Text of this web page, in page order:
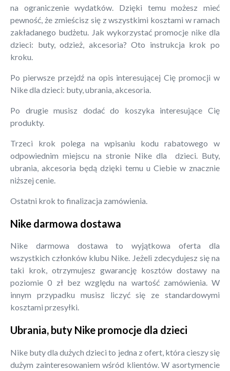
na ograniczenie wydatków. Dzięki temu możesz mieć
pewność, że zmieścisz się z wszystkimi kosztami w ramach
zakładanego budżetu. Jak wykorzystać promocje nike dla
dzieci: buty, odzież, akcesoria? Oto instrukcja krok po
kroku.
Po pierwsze przejdź na opis interesującej Cię promocji w
Nike dla dzieci: buty, ubrania, akcesoria.
Po drugie musisz dodać do koszyka interesujące Cię
produkty.
Trzeci krok polega na wpisaniu kodu rabatowego w
odpowiednim miejscu na stronie Nike dla dzieci. Buty,
ubrania, akcesoria będą dzięki temu u Ciebie w znacznie
niższej cenie.
Ostatni krok to finalizacja zamówienia.
Nike darmowa dostawa
Nike darmowa dostawa to wyjątkowa oferta dla
wszystkich członków klubu Nike. Jeżeli zdecydujesz się na
taki krok, otrzymujesz gwarancję kosztów dostawy na
poziomie 0 zł bez względu na wartość zamówienia. W
innym przypadku musisz liczyć się ze standardowymi
kosztami przesyłki.
Ubrania, buty Nike promocje dla dzieci
Nike buty dla dużych dzieci to jedna z ofert, która cieszy się
dużym zainteresowaniem wśród klientów. W asortymencie